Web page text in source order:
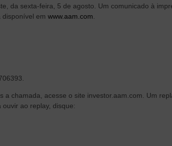
da sexta-feira, 5 de agosto. Um comunicado à
disponível em www.aam.com
chamada, acesse o site investor.aam.com. Um
ao replay, disque: